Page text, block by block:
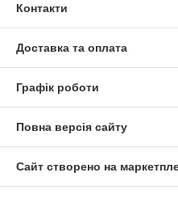
Контакти
Доставка та оплата
Графік роботи
Повна версія сайту
Сайт створено на